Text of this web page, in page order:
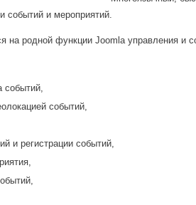
событий и мероприятий.
на родной функции Joomla управления и
событий,
событий,
и регистрации событий,